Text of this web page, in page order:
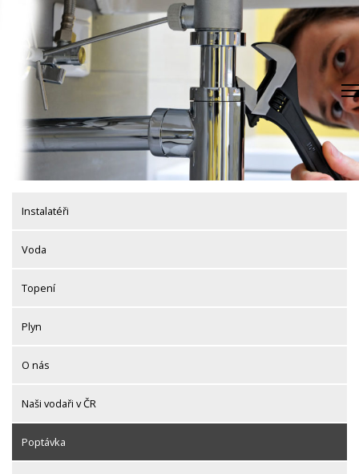
content
Instalatéři
Voda
Topení
Plyn
O nás
Naši vodaři v ČR
Poptávka